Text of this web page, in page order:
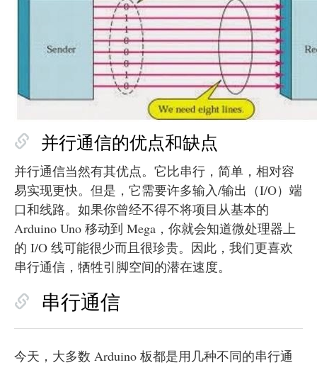
并行通信的优点和缺点
并行通信当然有其优点。它比串行，简单，相对容
易实现更快。但是，它需要许多输入/输出（I/O）端
口和线路。如果你曾经不得不将项目从基本的
Arduino Uno 移动到 Mega，你就会知道微处理器上
的 I/O 线可能很少而且很珍贵。因此，我们更喜欢
串行通信，牺牲引脚空间的潜在速度。
串行通信
今天，大多数 Arduino 板都是用几种不同的串行通